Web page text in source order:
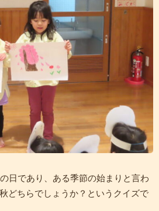
日であり、ある季節の始まりと言わ
どちらでしょうか？というクイズで